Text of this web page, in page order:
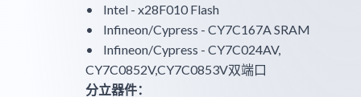
• Intel - x28F010 Flash
• Infineon/Cypress - CY7C167A SRAM
• Infineon/Cypress - CY7C024AV,
CY7C0852V,CY7C0853V双端口
分立器件：